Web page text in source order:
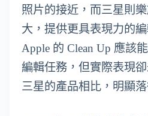
照片的接近，而三星則
大，提供更具表現力的
Apple 的 Clean Up 應該
編輯任務，但實際表現
三星的產品相比，明顯落